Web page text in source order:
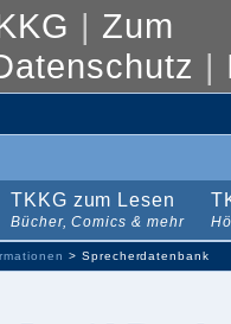
| Zum
|
TKKG zum Lesen
Bücher, Comics & mehr
> Sprecherdatenbank